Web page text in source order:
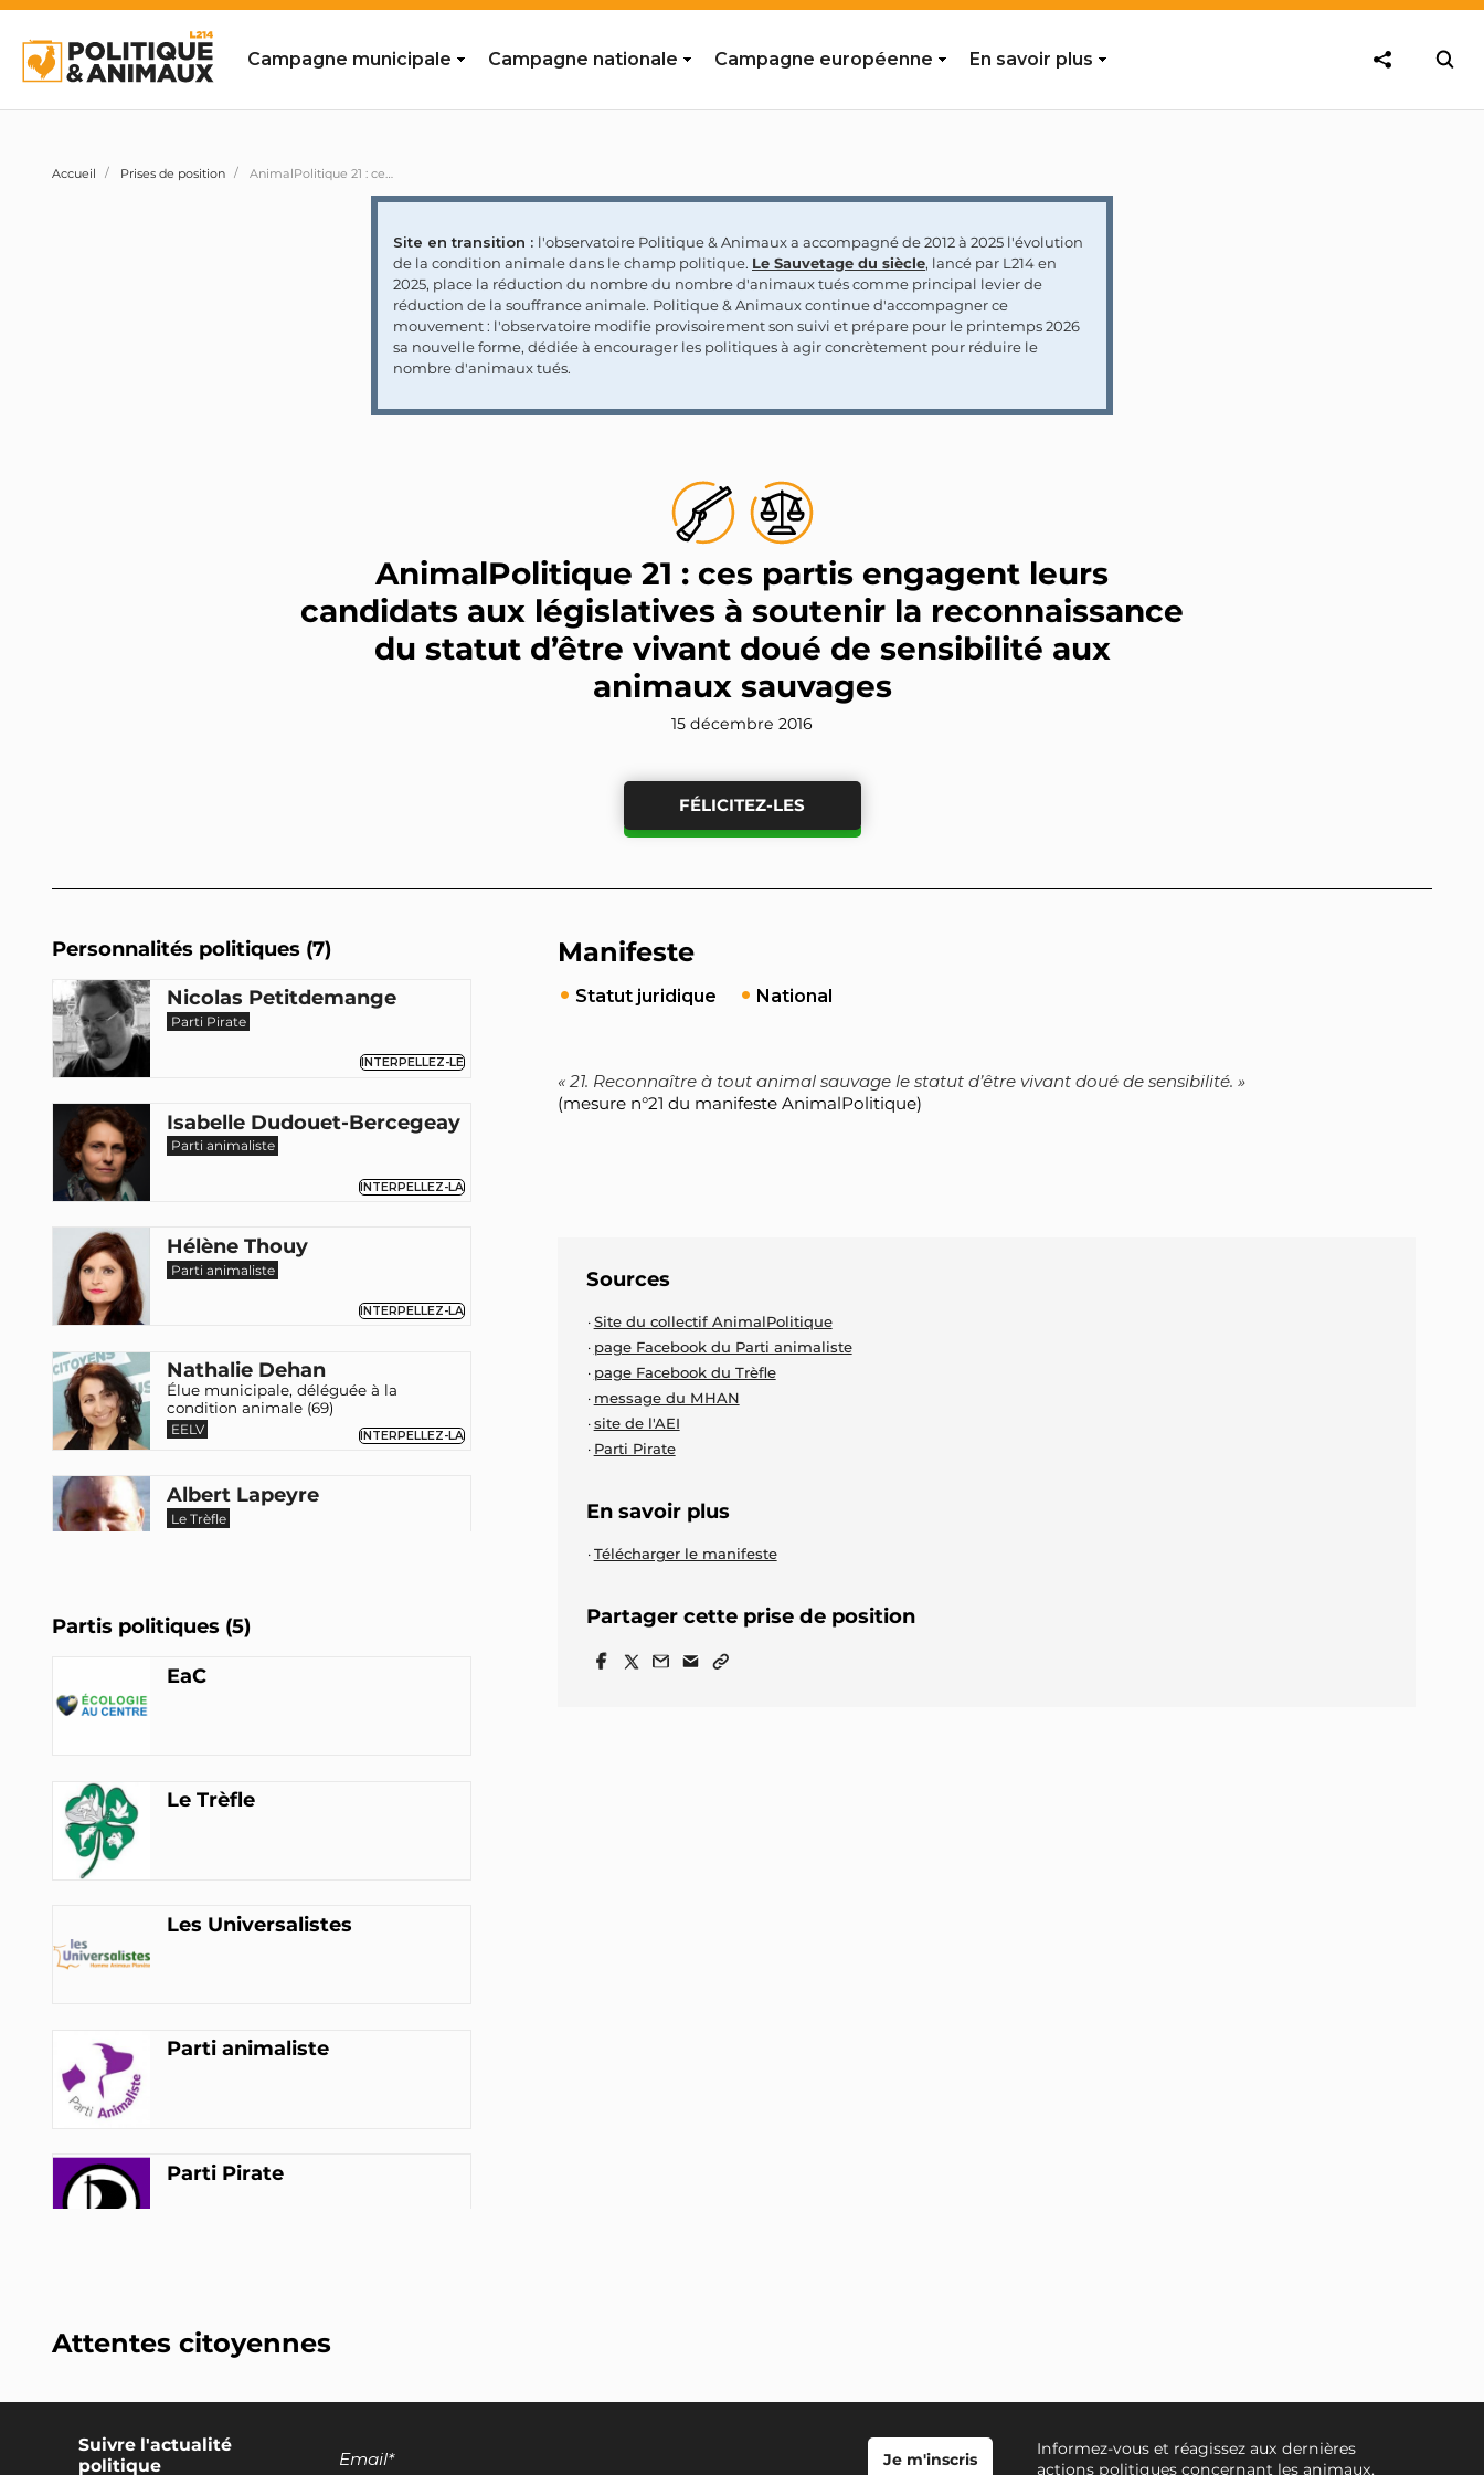
Campagne municipale Campagne nationale Campagne européenne En savoir plus
Accueil Prises de position AnimalPolitique 21 : ces partis engagent leurs candidats aux législatives à soutenir la reconnaissance du statut d’être vivant doué de sensibilité aux animaux sauvages
Site en transition : l'observatoire Politique & Animaux a accompagné de 2012 à 2025 l'évolution
de la condition animale dans le champ politique. Le Sauvetage du siècle, lancé par L214 en
2025, place la réduction du nombre du nombre d'animaux tués comme principal levier de
réduction de la souffrance animale. Politique & Animaux continue d'accompagner ce
mouvement : l'observatoire modifie provisoirement son suivi et prépare pour le printemps 2026
sa nouvelle forme, dédiée à encourager les politiques à agir concrètement pour réduire le
nombre d'animaux tués.
AnimalPolitique 21 : ces partis engagent leurs
candidats aux législatives à soutenir la reconnaissance
du statut d’être vivant doué de sensibilité aux
animaux sauvages
15 décembre 2016
FÉLICITEZ-LES
Personnalités politiques (7)
Nicolas Petitdemange
Parti Pirate
INTERPELLEZ-LE
Isabelle Dudouet-Bercegeay
Parti animaliste
INTERPELLEZ-LA
Hélène Thouy
Parti animaliste
INTERPELLEZ-LA
Nathalie Dehan
Élue municipale, déléguée à la
condition animale (69)
EELV INTERPELLEZ-LA
Albert Lapeyre
Le Trèfle
Jacques Leboucher
Les Universalistes
Partis politiques (5)
EaC
Le Trèfle
Les Universalistes
Parti animaliste
Parti Pirate
Manifeste
Statut juridique National
21. Reconnaître à tout animal sauvage le statut d’être vivant doué de sensibilité.
(mesure n°21 du manifeste AnimalPolitique)
Sources
Site du collectif AnimalPolitique
page Facebook du Parti animaliste
page Facebook du Trèfle
message du MHAN
site de l'AEI
Parti Pirate
En savoir plus
Télécharger le manifeste
Partager cette prise de position
Attentes citoyennes
Suivre l'actualité
politique
Informez-vous et réagissez aux dernières
actions politiques concernant les animaux.